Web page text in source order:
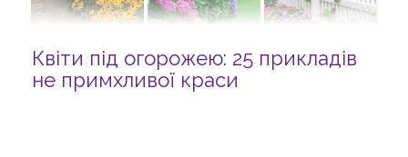
Квіти під огорожею: 25 прикладів
не примхливої краси